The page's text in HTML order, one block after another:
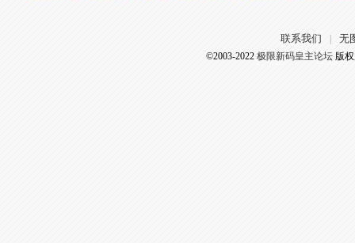
联系我们 无
©2003-2022 极限新码皇主论坛版权